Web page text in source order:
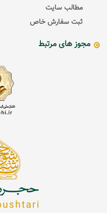
مطالب سایت
ثبت سفارش خاص
مجوز های مرتبط